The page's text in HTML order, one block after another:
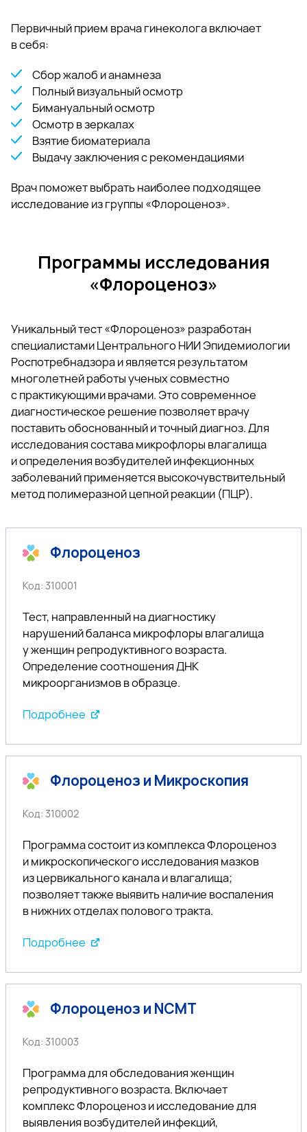
Первичный прием врача гинеколога включает
в себя:
Сбор жалоб и анамнеза
Полный визуальный осмотр
Бимануальный осмотр
Осмотр в зеркалах
Взятие биоматериала
Выдачу заключения с рекомендациями
Врач поможет выбрать наиболее подходящее
исследование из группы «Флороценоз».
Программы исследования
«Флороценоз»
Уникальный тест «Флороценоз» разработан
специалистами Центрального НИИ Эпидемиологии
Роспотребнадзора и является результатом
многолетней работы ученых совместно
с практикующими врачами. Это современное
диагностическое решение позволяет врачу
поставить обоснованный и точный диагноз. Для
исследования состава микрофлоры влагалища
и определения возбудителей инфекционных
заболеваний применяется высокочувствительный
метод полимеразной цепной реакции (ПЦР).
Флороценоз
Код: 310001
Тест, направленный на диагностику
нарушений баланса микрофлоры влагалища
у женщин репродуктивного возраста.
Определение соотношения ДНК
микроорганизмов в образце.
Подробнее
Флороценоз и Микроскопия
Код: 310002
Программа состоит из комплекса Флороценоз
и микроскопического исследования мазков
из цервикального канала и влагалища;
позволяет также выявить наличие воспаления
в нижних отделах полового тракта.
Подробнее
Флороценоз и NCMT
Код: 310003
Программа для обследования женщин
репродуктивного возраста. Включает
комплекс Флороценоз и исследование для
выявления возбудителей инфекций,